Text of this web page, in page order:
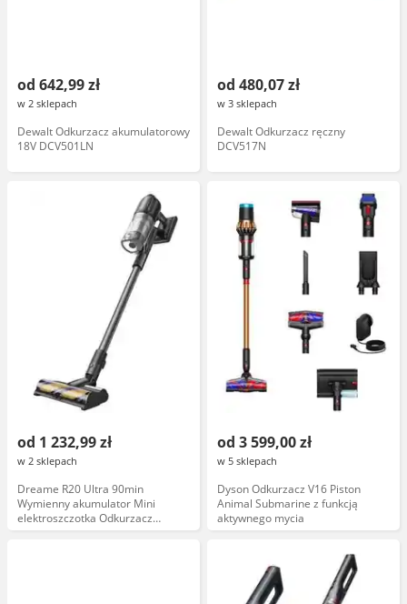
od 642,99 zł
w 2 sklepach
Dewalt Odkurzacz akumulatorowy
18V DCV501LN
od 480,07 zł
w 3 sklepach
Dewalt Odkurzacz ręczny
DCV517N
od 1 232,99 zł
w 2 sklepach
Dreame R20 Ultra 90min
Wymienny akumulator Mini
elektroszczotka Odkurzacz
bezprzewodowy
od 3 599,00 zł
w 5 sklepach
Dyson Odkurzacz V16 Piston
Animal Submarine z funkcją
aktywnego mycia